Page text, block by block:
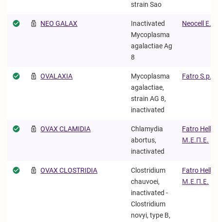
strain Sao
NEO GALAX
Inactivated
Mycoplasma
agalactiae Ag
8
Neocell
OVALAXIA
Mycoplasma
agalactiae,
strain AG 8,
inactivated
Fatro S.p.A.
OVAX CLAMIDIA
Chlamydia
abortus,
inactivated
Fatro
Μ.Ε.Π.Ε.
OVAX CLOSTRIDIA
Clostridium
chauvoei,
inactivated -
Clostridium
novyi, type B,
Fatro
Μ.Ε.Π.Ε.